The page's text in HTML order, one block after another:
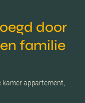
Openbaar parkeren
door
familie
kamer appartement,